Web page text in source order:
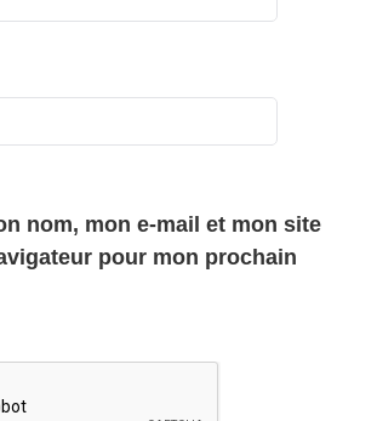
nom, mon e-mail et mon site
pour mon prochain